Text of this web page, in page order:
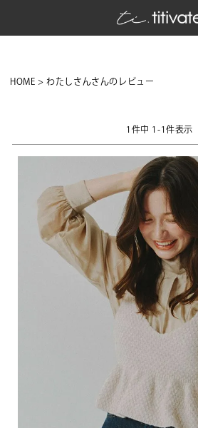
HOME わたしさんさんのレビュー
1 件中 1 -1件表示